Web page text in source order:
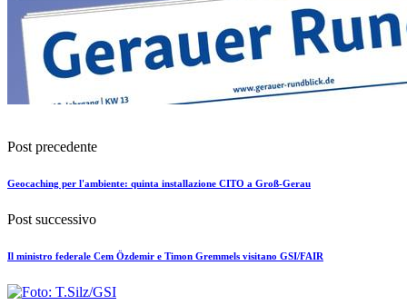
Post precedente
Geocaching per l'ambiente: quinta installazione CITO a Groß-Gerau
Post successivo
Il ministro federale Cem Özdemir e Timon Gremmels visitano GSI/FAIR